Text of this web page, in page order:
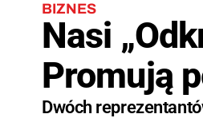
BIZNES
Nasi
Promują
Dwóch